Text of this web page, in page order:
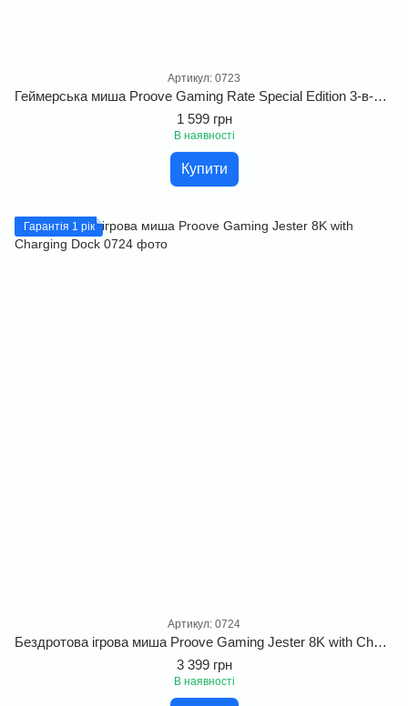
Артикул: 0723
Геймерська миша Proove Gaming Rate Special Edition 3-в-1 (2.4G+BT+USB)
1 599 грн
В наявності
Купити
Гарантія 1 рік
Артикул: 0724
Бездротова ігрова миша Proove Gaming Jester 8K with Charging Dock
3 399 грн
В наявності